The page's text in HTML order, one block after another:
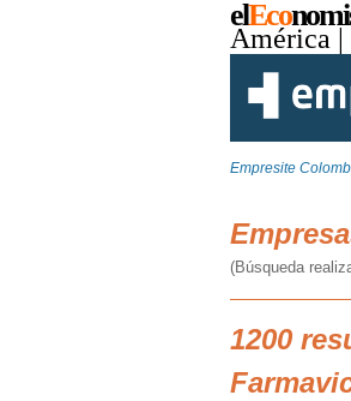
elEco
América
Empresite
(Búsqueda
1200